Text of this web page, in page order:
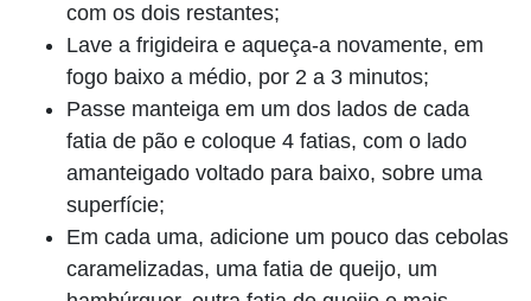
com os dois restantes;
Lave a frigideira e aqueça-a novamente, em
fogo baixo a médio, por 2 a 3 minutos;
Passe manteiga em um dos lados de cada
fatia de pão e coloque 4 fatias, com o lado
amanteigado voltado para baixo, sobre uma
superfície;
Em cada uma, adicione um pouco das cebolas
caramelizadas, uma fatia de queijo, um